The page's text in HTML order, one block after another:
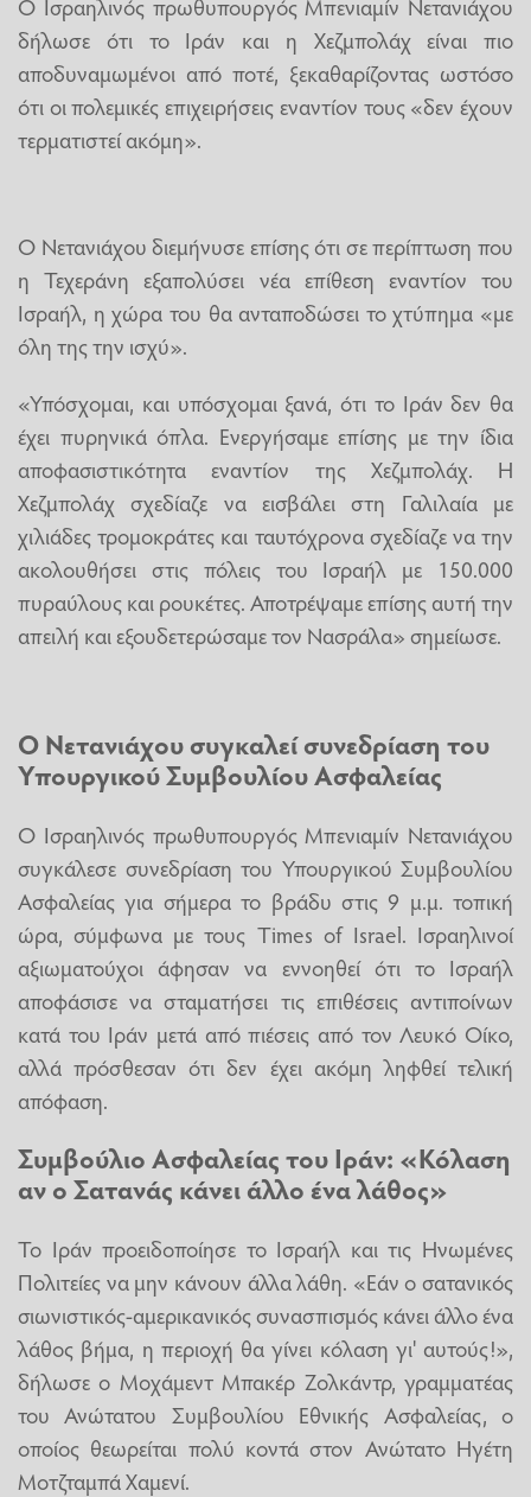
δήλωσε ότι το Ιράν και η Χεζμπολάχ είναι πιο
αποδυναμωμένοι από ποτέ, ξεκαθαρίζοντας ωστόσο
ότι οι πολεμικές επιχειρήσεις εναντίον τους «δεν έχουν
τερματιστεί ακόμη».
Ο Νετανιάχου διεμήνυσε επίσης ότι σε περίπτωση που
η Τεχεράνη εξαπολύσει νέα επίθεση εναντίον του
Ισραήλ, η χώρα του θα ανταποδώσει το χτύπημα «με
όλη της την ισχύ».
«Υπόσχομαι, και υπόσχομαι ξανά, ότι το Ιράν δεν θα
έχει πυρηνικά όπλα. Ενεργήσαμε επίσης με την ίδια
αποφασιστικότητα εναντίον της Χεζμπολάχ. Η
Χεζμπολάχ σχεδίαζε να εισβάλει στη Γαλιλαία με
χιλιάδες τρομοκράτες και ταυτόχρονα σχεδίαζε να την
ακολουθήσει στις πόλεις του Ισραήλ με 150.000
πυραύλους και ρουκέτες. Αποτρέψαμε επίσης αυτή την
απειλή και εξουδετερώσαμε τον Νασράλα» σημείωσε.
Ο Νετανιάχου συγκαλεί συνεδρίαση του
Υπουργικού Συμβουλίου Ασφαλείας
Ο Ισραηλινός πρωθυπουργός Μπενιαμίν Νετανιάχου
συγκάλεσε συνεδρίαση του Υπουργικού Συμβουλίου
Ασφαλείας για σήμερα το βράδυ στις 9 μ.μ. τοπική
ώρα, σύμφωνα με τους Times of Israel. Ισραηλινοί
αξιωματούχοι άφησαν να εννοηθεί ότι το Ισραήλ
αποφάσισε να σταματήσει τις επιθέσεις αντιποίνων
κατά του Ιράν μετά από πιέσεις από τον Λευκό Οίκο,
αλλά πρόσθεσαν ότι δεν έχει ακόμη ληφθεί τελική
απόφαση.
Συμβούλιο Ασφαλείας του Ιράν: «Κόλαση
αν ο Σατανάς κάνει άλλο ένα λάθος»
Το Ιράν προειδοποίησε το Ισραήλ και τις Ηνωμένες
Πολιτείες να μην κάνουν άλλα λάθη. «Εάν ο σατανικός
σιωνιστικός-αμερικανικός συνασπισμός κάνει άλλο ένα
λάθος βήμα, η περιοχή θα γίνει κόλαση γι' αυτούς!»,
δήλωσε ο Μοχάμεντ Μπακέρ Ζολκάντρ, γραμματέας
του Ανώτατου Συμβουλίου Εθνικής Ασφαλείας, ο
οποίος θεωρείται πολύ κοντά στον Ανώτατο Ηγέτη
Μοτζταμπά Χαμενί.